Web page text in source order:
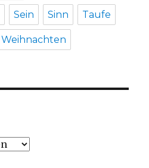
Sein Sinn Taufe
Weihnachten